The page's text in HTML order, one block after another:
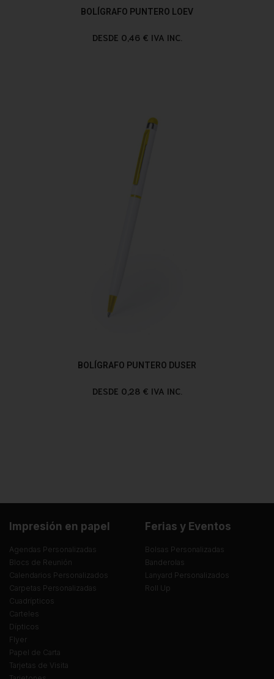
BOLÍGRAFO PUNTERO LOEV
DESDE 0,46 € IVA INC.
BOLÍGRAFO PUNTERO DUSER
DESDE 0,28 € IVA INC.
Impresión en papel
Agendas Personalizadas
Blocs de Reunión
Calendarios Personalizados
Carpetas Personalizadas
Cuadrípticos
Carteles
Dípticos
Flyer
Papel de Carta
Tarjetas de Visita
Ferias y Eventos
Bolsas Personalizadas
Banderolas
Lanyard Personalizados
Roll Up